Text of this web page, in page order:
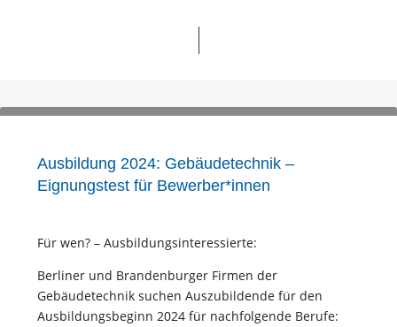
Ausbildung 2024: Gebäudetechnik –
Eignungstest für Bewerber*innen
Für wen? – Ausbildungsinteressierte:
Berliner und Brandenburger Firmen der
Gebäudetechnik suchen Auszubildende für den
Ausbildungsbeginn 2024 für nachfolgende Berufe: